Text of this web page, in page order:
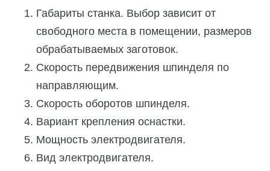
Габариты станка. Выбор зависит от
свободного места в помещении, размеров
обрабатываемых заготовок.
Скорость передвижения шпинделя по
направляющим.
Скорость оборотов шпинделя.
Вариант крепления оснастки.
Мощность электродвигателя.
Вид электродвигателя.